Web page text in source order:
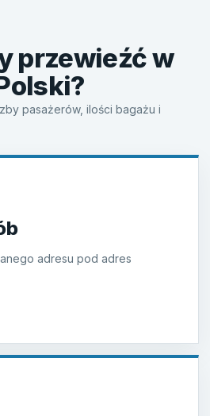
przewieźć w
pasażerów, ilości bagażu i
adresu pod adres